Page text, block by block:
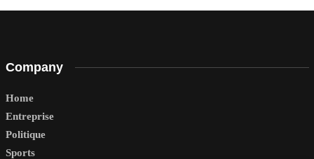
Company
Home
Entreprise
Politique
Sports